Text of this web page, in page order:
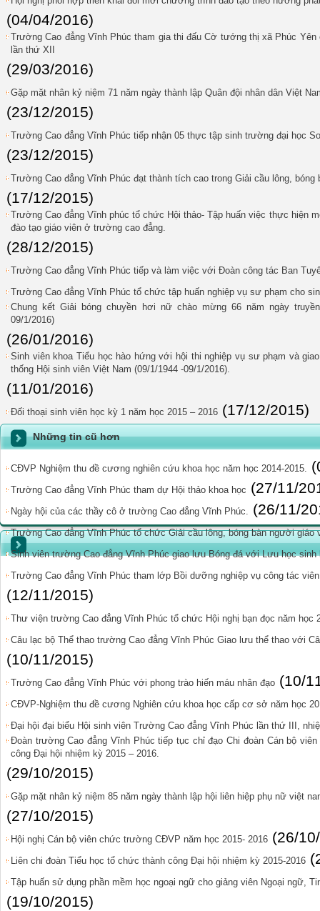
(04/04/2016)
Trường Cao đẳng Vĩnh Phúc tham gia thi đấu Cờ tướng thị xã Phúc
lần thứ XII
(29/03/2016)
Gặp mặt nhân kỷ niệm 71 năm ngày thành lập Quân đội nhân dân Việt
(23/12/2015)
Trường Cao đẳng Vĩnh Phúc tiếp nhận 05 thực tập sinh trường đại học
(23/12/2015)
Trường Cao đẳng Vĩnh Phúc đạt thành tích cao trong Giải cầu lông,
(17/12/2015)
Trường Cao đẳng Vĩnh phúc tổ chức Hội thảo- Tập huấn việc thực hiện
đào tạo giáo viên ở trường cao đẳng.
(28/12/2015)
Trường Cao đẳng Vĩnh Phúc tiếp và làm việc với Đoàn công tác Ban
Trường Cao đẳng Vĩnh Phúc tổ chức tập huấn nghiệp vụ sư phạm cho
Chung kết Giải bóng chuyền hơi nữ chào mừng 66 năm ngày
09/1/2016)
(26/01/2016)
Sinh viên khoa Tiểu học hào hứng với hội thi nghiệp vụ sư phạm và
thống Hội sinh viên Việt Nam (09/1/1944 -09/1/2016).
(11/01/2016)
Đối thoại sinh viên học kỳ 1 năm học 2015 – 2016 (17/12/2015)
Những tin cũ hơn
CĐVP Nghiệm thu đề cương nghiên cứu khoa học năm học 2014-2015.
Trường Cao đẳng Vĩnh Phúc tham dự Hội thảo khoa học (27/11/
Ngày hội của các thầy cô ở trường Cao đẳng Vĩnh Phúc. (26/11/
Trường Cao đẳng Vĩnh Phúc tổ chức Giải cầu lông, bóng bàn người giáo
Sinh viên trường Cao đẳng Vĩnh Phúc giao lưu Bóng đá với Lưu học sinh
Trường Cao đẳng Vĩnh Phúc tham lớp Bồi dưỡng nghiệp vụ công tác
(12/11/2015)
Thư viện trường Cao đẳng Vĩnh Phúc tổ chức Hội nghị bạn đọc năm học
Câu lạc bộ Thể thao trường Cao đẳng Vĩnh Phúc Giao lưu thể thao với
(10/11/2015)
Trường Cao đẳng Vĩnh Phúc với phong trào hiến máu nhân đạo (10/
CĐVP-Nghiệm thu đề cương Nghiên cứu khoa học cấp cơ sở năm học
Đại hội đại biểu Hội sinh viên Trường Cao đẳng Vĩnh Phúc lần thứ III,
Đoàn trường Cao đẳng Vĩnh Phúc tiếp tục chỉ đạo Chi đoàn Cán bộ
công Đại hội nhiệm kỳ 2015 – 2016.
(29/10/2015)
Gặp mặt nhân kỷ niệm 85 năm ngày thành lập hội liên hiệp phụ nữ việt
(27/10/2015)
Hội nghị Cán bộ viên chức trường CĐVP năm học 2015- 2016 (26/
Liên chi đoàn Tiểu học tổ chức thành công Đại hội nhiệm kỳ 2015-2016
Tập huấn sử dụng phần mềm học ngoại ngữ cho giảng viên Ngoại ngữ,
(19/10/2015)